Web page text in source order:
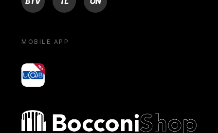
MOBILE APP
yoU@B
Bocconi shop